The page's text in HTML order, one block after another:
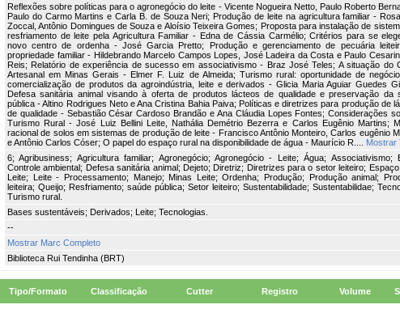
Reflexões sobre políticas para o agronegócio do leite - Vicente Nogueira Netto, Paulo Roberto
Paulo do Carmo Martins e Carla B. de Souza Neri; Produção de leite na agricultura familiar -
Zoccal, Antônio Domingues de Souza e Aloísio Teixeira Gomes; Proposta para instalação de
resfriamento de leite pela Agricultura Familiar - Edna de Cássia Carmélio; Critérios para se
novo centro de ordenha - José Garcia Pretto; Produção e gerenciamento de pecuária
propriedade familiar - Hildebrando Marcelo Campos Lopes, José Ladeira da Costa e Paulo
Reis; Relatório de experiência de sucesso em associativismo - Braz José Teles; A situação do
Artesanal em Minas Gerais - Elmer F. Luiz de Almeida; Turismo rural: oportunidade de
comercialização de produtos da agroindústria, leite e derivados - Glicia Maria Aguiar Guedes
Defesa sanitária animal visando à oferta de produtos lácteos de qualidade e preservação da
pública - Altino Rodrigues Neto e Ana Cristina Bahia Paiva; Políticas e diretrizes para produção de
de qualidade - Sebastião César Cardoso Brandão e Ana Cláudia Lopes Fontes; Considerações
Turismo Rural - José Luiz Bellini Leite, Nathália Demétrio Bezerra e Carlos Eugênio Martins;
racional de solos em sistemas de produção de leite - Francisco Antônio Monteiro, Carlos eugênio
e Antônio Carlos Cóser; O papel do espaço rural na disponibilidade de água - Maurício R.... Mostrar
6; Agribusiness; Agricultura familiar; Agronegócio; Agronegócio - Leite; Água; Associativismo;
Controle ambiental; Defesa sanitária animal; Dejeto; Diretriz; Diretrizes para o setor leiteiro;
Leite; Leite - Processamento; Manejo; Minas Leite; Ordenha; Produção; Produção animal;
leiteira; Queijo; Resfriamento; saúde pública; Setor leiteiro; Sustentabilidade; Sustentabilidae;
Turismo rural.
Bases sustentáveis; Derivados; Leite; Tecnologias.
--
Mostrar Marc Completo
Biblioteca Rui Tendinha (BRT)
Tipo/Formato Classificação Cutter Registro Volume